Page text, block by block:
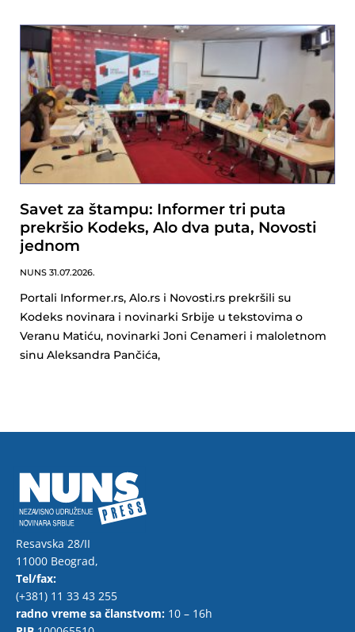
Savet za štampu: Informer tri puta
prekršio Kodeks, Alo dva puta, Novosti
jednom
NUNS 31.07.2026.
Portali Informer.rs, Alo.rs i Novosti.rs prekršili su
Kodeks novinara i novinarki Srbije u tekstovima o
Veranu Matiću, novinarki Joni Cenameri i maloletnom
sinu Aleksandra Pančića,
Resavska 28/II
11000 Beograd,
Tel/fax:
(+381) 11 33 43 255
radno vreme sa članstvom: 10 – 16h